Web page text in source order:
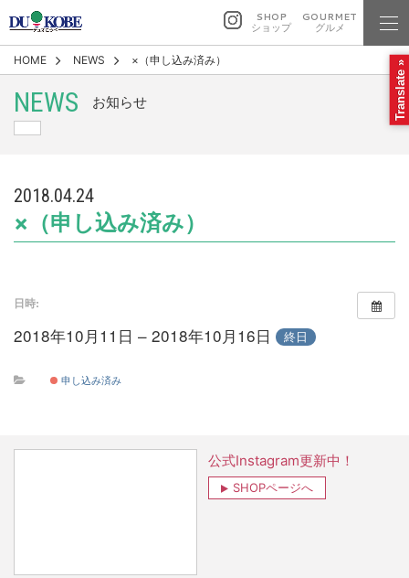
SHOP
ショップ
GOURMET
グルメ
HOME NEWS ×（申し込み済み）
NEWS お知らせ
2018.04.24
×（申し込み済み）
日時:
2018年10月11日 – 2018年10月16日 終日
申し込み済み
公式Instagram更新中！
SHOPページへ
Translate »